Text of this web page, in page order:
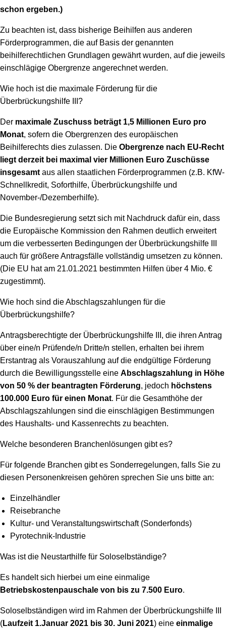
schon ergeben.)
Zu beachten ist, dass bisherige Beihilfen aus anderen
Förderprogrammen, die auf Basis der genannten
beihilferechtlichen Grundlagen gewährt wurden, auf die jeweils
einschlägige Obergrenze angerechnet werden.
Wie hoch ist die maximale Förderung für die
Überbrückungshilfe III?
Der maximale Zuschuss beträgt 1,5 Millionen Euro pro
Monat, sofern die Obergrenzen des europäischen
Beihilferechts dies zulassen. Die Obergrenze nach EU-Recht
liegt derzeit bei maximal vier Millionen Euro Zuschüsse
insgesamt aus allen staatlichen Förderprogrammen (z.B. KfW-
Schnellkredit, Soforthilfe, Überbrückungshilfe und
November-/Dezemberhilfe).
Die Bundesregierung setzt sich mit Nachdruck dafür ein, dass
die Europäische Kommission den Rahmen deutlich erweitert
um die verbesserten Bedingungen der Überbrückungshilfe III
auch für größere Antragsfälle vollständig umsetzen zu können.
(Die EU hat am 21.01.2021 bestimmten Hilfen über 4 Mio. €
zugestimmt).
Wie hoch sind die Abschlagszahlungen für die
Überbrückungshilfe?
Antragsberechtigte der Überbrückungshilfe III, die ihren Antrag
über eine/n Prüfende/n Dritte/n stellen, erhalten bei ihrem
Erstantrag als Vorauszahlung auf die endgültige Förderung
durch die Bewilligungsstelle eine Abschlagszahlung in Höhe
von 50 % der beantragten Förderung, jedoch höchstens
100.000 Euro für einen Monat. Für die Gesamthöhe der
Abschlagszahlungen sind die einschlägigen Bestimmungen
des Haushalts- und Kassenrechts zu beachten.
Welche besonderen Branchenlösungen gibt es?
Für folgende Branchen gibt es Sonderregelungen, falls Sie zu
diesen Personenkreisen gehören sprechen Sie uns bitte an:
Einzelhändler
Reisebranche
Kultur- und Veranstaltungswirtschaft (Sonderfonds)
Pyrotechnik-Industrie
Was ist die Neustarthilfe für Soloselbständige?
Es handelt sich hierbei um eine einmalige
Betriebskostenpauschale von bis zu 7.500 Euro.
Soloselbständigen wird im Rahmen der Überbrückungshilfe III
(Laufzeit 1.Januar 2021 bis 30. Juni 2021) eine einmalige